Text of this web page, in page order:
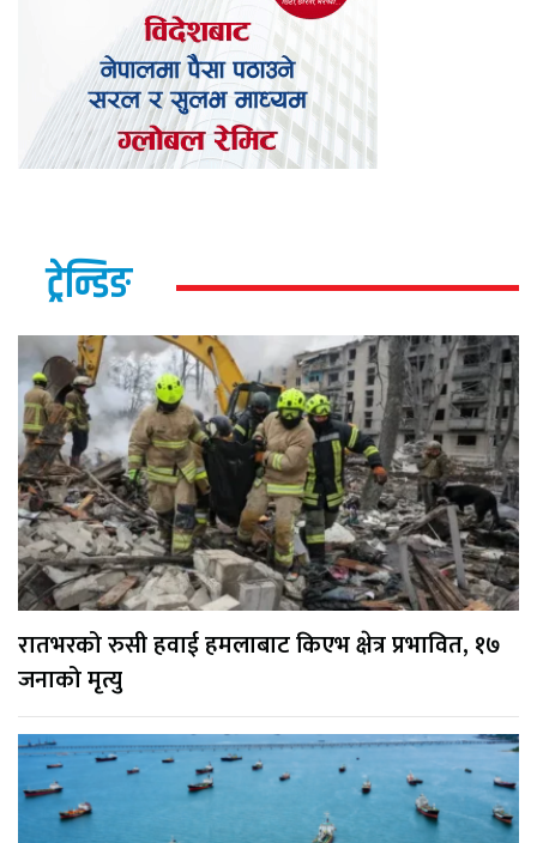
ट्रेन्डिङ
रातभरको रुसी हवाई हमलाबाट किएभ क्षेत्र प्रभावित, १७
जनाको मृत्यु